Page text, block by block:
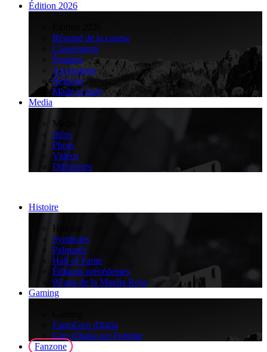
Édition 2026
Résumé de la course
Classements
Équipes
Ascensions
Régions
Made in Italy
Media
Media
Infos
Photo
Vidéos
Diffuseurs
Histoire
Histoire
Symboles
Palmarès
Hall of Fame
Éditions précédentes
90 ans de la Maglia Rosa
Gaming
FantaGiro d'Italia
Giro d'Italia sur Fortnite
Fanzone